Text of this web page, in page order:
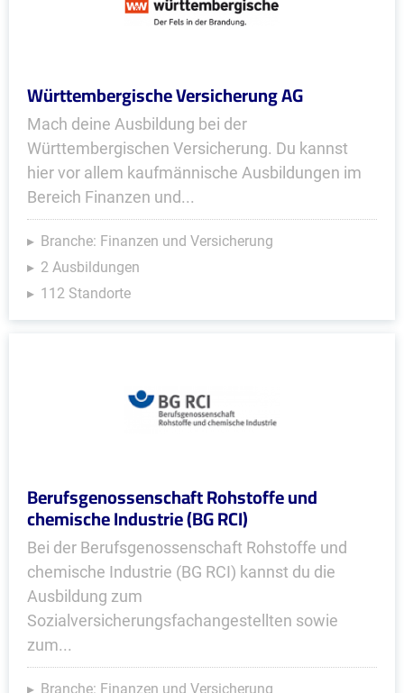
Württembergische Versicherung AG
Mach deine Ausbildung bei der
Württembergischen Versicherung. Du kannst
hier vor allem kaufmännische Ausbildungen im
Bereich Finanzen und...
Branche: Finanzen und Versicherung
2 Ausbildungen
112 Standorte
Berufsgenossenschaft Rohstoffe und
chemische Industrie (BG RCI)
Bei der Berufsgenossenschaft Rohstoffe und
chemische Industrie (BG RCI) kannst du die
Ausbildung zum
Sozialversicherungsfachangestellten sowie
zum...
Branche: Finanzen und Versicherung